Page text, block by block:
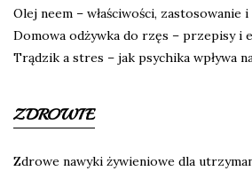
Olej neem – właściwości,
Domowa odżywka do rzęs – przepisy i
Trądzik a stres – jak psychika wpływa
ZDROWIE
Zdrowe nawyki żywieniowe dla